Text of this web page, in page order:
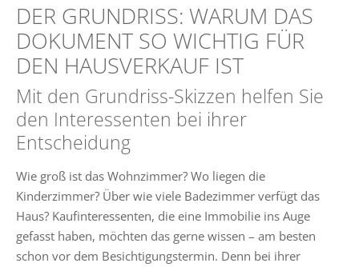
DER GRUNDRISS: WARUM DAS
DOKUMENT SO WICHTIG FÜR
DEN HAUSVERKAUF IST
Mit den Grundriss-Skizzen helfen Sie
den Interessenten bei ihrer
Entscheidung
Wie groß ist das Wohnzimmer? Wo liegen die
Kinderzimmer? Über wie viele Badezimmer verfügt das
Haus? Kaufinteressenten, die eine Immobilie ins Auge
gefasst haben, möchten das gerne wissen – am besten
schon vor dem Besichtigungstermin. Denn bei ihrer